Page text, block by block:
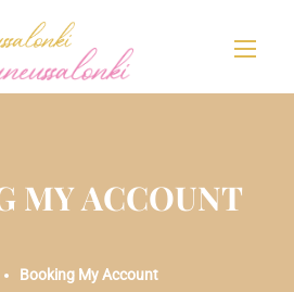
MY ACCOUNT
Booking My Account